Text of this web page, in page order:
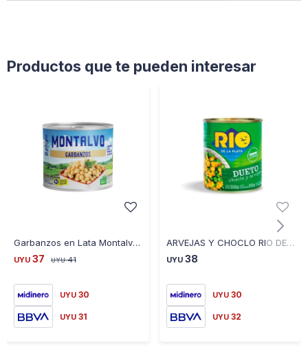
Productos que te pueden interesar
Garbanzos en Lata Montalvo 300 Grs
UYU 37 UYU 41
UYU 30
UYU 31
ARVEJAS Y CHOCLO RIO DE LA PLATA 300 GR
UYU 38
UYU 30
UYU 32